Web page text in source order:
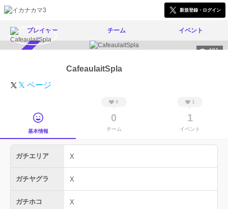
新規登録・ログイン
プレイヤー チーム イベント
401
CafeaulaitSpla
𝕏 ページ
基本情報
0
0
チーム
1
1
イベント
ガチエリア X
ガチヤグラ X
ガチホコ X